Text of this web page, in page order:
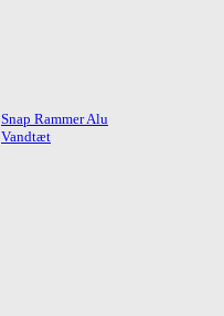
Snap Rammer Alu
Vandtæt